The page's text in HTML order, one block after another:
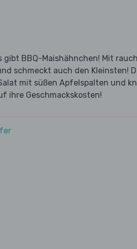
gibt BBQ-Maishähnchen! Mit
schmeckt auch den Kleinsten!
mit süßen Apfelspalten und
ihre Geschmackskosten!